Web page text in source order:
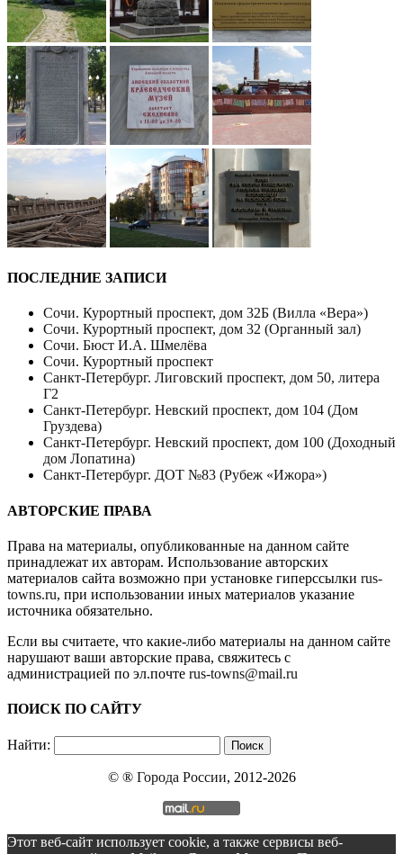
ПОСЛЕДНИЕ ЗАПИСИ
Сочи. Курортный проспект, дом 32Б (Вилла «Вера»)
Сочи. Курортный проспект, дом 32 (Органный зал)
Сочи. Бюст И.А. Шмелёва
Сочи. Курортный проспект
Санкт-Петербург. Лиговский проспект, дом 50, литера
Г2
Санкт-Петербург. Невский проспект, дом 104 (Дом
Груздева)
Санкт-Петербург. Невский проспект, дом 100 (Доходный
дом Лопатина)
Санкт-Петербург. ДОТ №83 (Рубеж «Ижора»)
АВТОРСКИЕ ПРАВА
Права на материалы, опубликованные на данном сайте
принадлежат их авторам. Использование авторских
материалов сайта возможно при установке гиперссылки rus-
towns.ru, при использовании иных материалов указание
источника обязательно.
Если вы считаете, что какие-либо материалы на данном сайте
нарушают ваши авторские права, свяжитесь с
администрацией по эл.почте rus-towns@mail.ru
ПОИСК ПО САЙТУ
Найти:
© ® Города России, 2012-2026
Этот веб-сайт использует cookie, а также сервисы веб-